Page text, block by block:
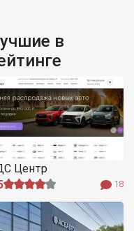
в
Центр
18